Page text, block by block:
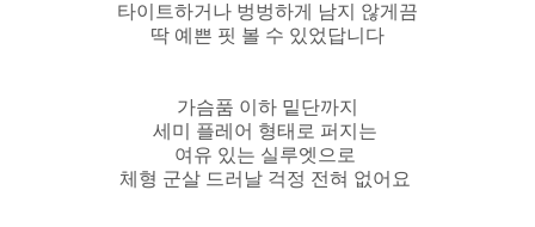
타이트하거나 벙벙하게 남지 않게끔
딱 예쁜 핏 볼 수 있었답니다
가슴품 이하 밑단까지
세미 플레어 형태로 퍼지는
여유 있는 실루엣으로
체형 군살 드러날 걱정 전혀 없어요